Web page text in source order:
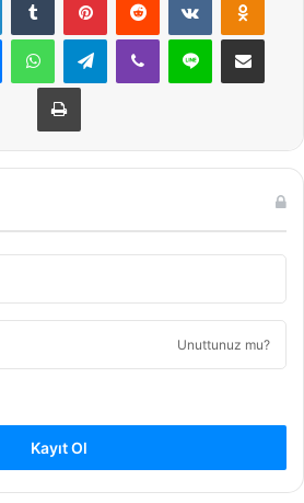
MessengerWhatsAppTelegramViber Line E-Posta ile
Yazdır
Unuttunuz mu?
Kayıt Ol